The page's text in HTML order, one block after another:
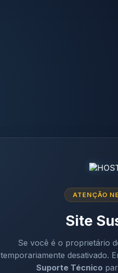
ATENÇÃO
Site
Se você é o proprietário
temporariamente desativado.
Suporte Técnico